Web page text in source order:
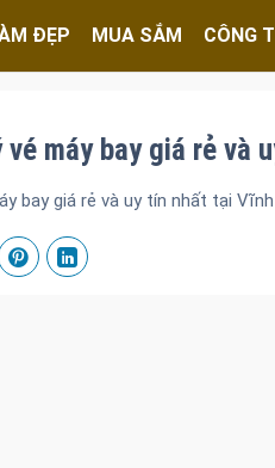
ĐẸP MUA SẮM CÔNG
vé máy bay giá rẻ và
bay giá rẻ và uy tín nhất tại